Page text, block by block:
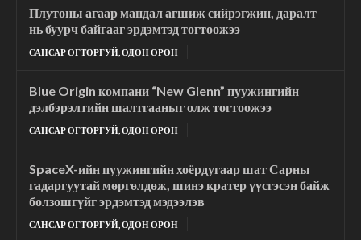
Плутоны агаар мандал агшиж сийрэгжин, даралт
нь буурч байгааг эрдэмтэд тогтоожээ
САНСАР ОГТОРГУЙ, ОДОН ОРОН
Blue Origin компани “New Glenn” пуужингийн
дэлбэрэлтийн шалтгааныг олж тогтоожээ
САНСАР ОГТОРГУЙ, ОДОН ОРОН
SpaceX-ийн пуужингийн хоёрдугаар шат Сарны
гадаргуутай мөргөлдөж, шинэ кратер үүсгэсэн байж
болзошгүйг эрдэмтэд мэдээлэв
САНСАР ОГТОРГУЙ, ОДОН ОРОН